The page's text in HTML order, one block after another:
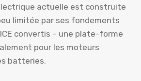
actuelle est construite
limitée par ses fondements
convertis – une plate-forme
pour les moteurs
batteries.